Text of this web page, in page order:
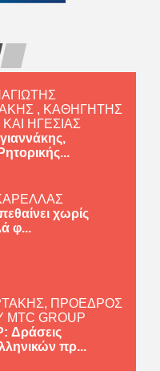
, ΚΑΘΗΓΗΤΗΣ
ΗΓΕΣΙΑΣ
χωρίς
φ...
ΠΡΟΕΔΡΟΣ
GROUP
Δράσεις
πρ...